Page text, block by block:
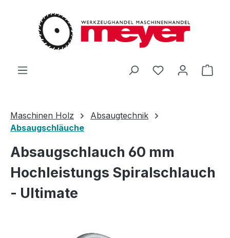
Zum Hauptinhalt springen
Du hast 0
Maschinen Holz
Absaugtechnik
Absaugschläuche
Absaugschlauch 60 mm
Hochleistungs Spiralschlauch
- Ultimate